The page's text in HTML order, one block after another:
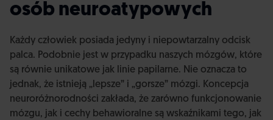
osób neuroatypowych
Każdy człowiek posiada jedyny i niepowtarzalny odcisk
palca. Podobnie jest w przypadku naszych mózgów, które
są równie unikatowe jak linie papilarne. Nie oznacza to
jednak, że istnieją „lepsze” i „gorsze” mózgi. Koncepcja
neuroróżnorodności zakłada, że zarówno funkcjonowanie
mózgu, jak i cechy behawioralne są wskaźnikami tego, jak